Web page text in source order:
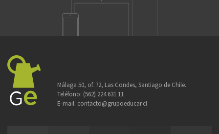
Málaga 50, of. 72, Las Condes, Santiago de Chile.
Teléfono: (562) 224 631 11
E-mail: contacto@grupoeducar.cl